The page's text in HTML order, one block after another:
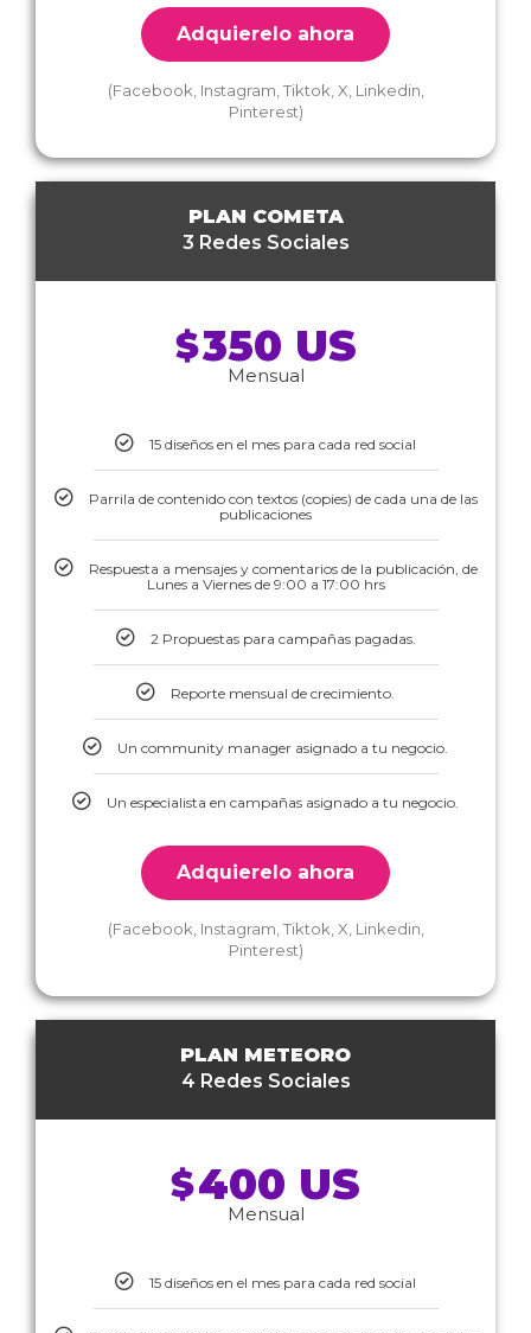
Adquierelo ahora
(Facebook, Instagram, Tiktok, X, Linkedin,
Pinterest)
PLAN COMETA
3 Redes Sociales
$350 US
Mensual
15 diseños en el mes para cada red social
Parrila de contenido con textos (copies) de cada una de las
publicaciones
Respuesta a mensajes y comentarios de la publicación, de
Lunes a Viernes de 9:00 a 17:00 hrs
2 Propuestas para campañas pagadas.
Reporte mensual de crecimiento.
Un community manager asignado a tu negocio.
Un especialista en campañas asignado a tu negocio.
Adquierelo ahora
(Facebook, Instagram, Tiktok, X, Linkedin,
Pinterest)
PLAN METEORO
4 Redes Sociales
$400 US
Mensual
15 diseños en el mes para cada red social